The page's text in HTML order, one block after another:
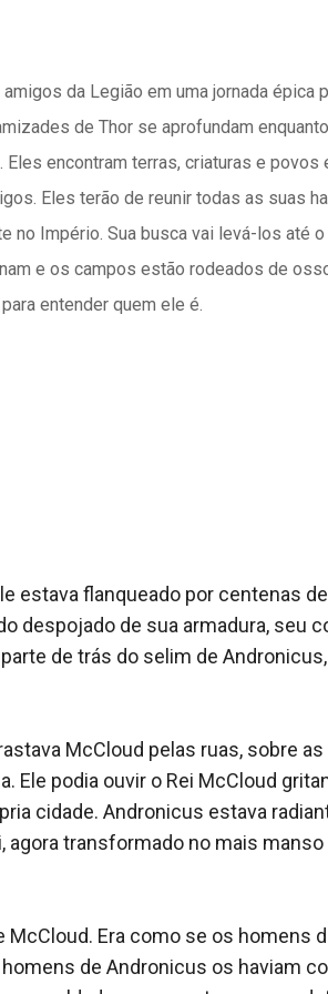
da Legião em uma jornada épica
de Thor se aprofundam
encontram terras, criaturas e povos
Eles terão de reunir todas as suas
Império. Sua busca vai levá-los até
e os campos estão rodeados de
entender quem ele é.
aprende o que significa ser
se para defender a cidade da guerra
de um golpe que poderia ter
na bebida, ele terá de decidir
termina com duas reviravoltas
será encontrada?
corações partidos, decepção,
mundo que nunca esqueceremos e que